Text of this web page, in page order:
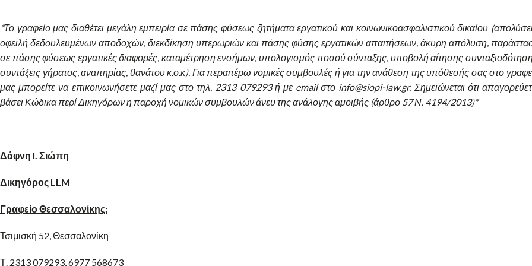
*Το γραφείο μας διαθέτει μεγάλη εμπειρία σε πάσης φύσεως ζητήματα εργατικού και κοινωνικοασφαλιστικού δικαίου
οφειλή δεδουλευμένων αποδοχών, διεκδίκηση υπερωριών και πάσης φύσης εργατικών απαιτήσεων, άκυρη απόλυση,
σε πάσης φύσεως εργατικές διαφορές, καταμέτρηση ενσήμων, υπολογισμός ποσού σύνταξης, υποβολή αίτησης
συντάξεις γήρατος, αναπηρίας, θανάτου κ.ο.κ). Για περαιτέρω νομικές συμβουλές ή για την ανάθεση της υπόθεσής σας στο
μας μπορείτε να επικοινωνήσετε μαζί μας στο τηλ. 2313 079293 ή με email στο info@siopi-law.gr. Σημειώνεται ότι
βάσει Κώδικα περί Δικηγόρων η παροχή νομικών συμβουλών άνευ της ανάλογης αμοιβής (άρθρο 57 Ν. 4194/2013)*
Δάφνη I. Σιώπη
Δικηγόρος LLM
Γραφείο Θεσσαλονίκης:
Τσιμισκή 52, Θεσσαλονίκη
Τ. 2313 079293, 6977 568673